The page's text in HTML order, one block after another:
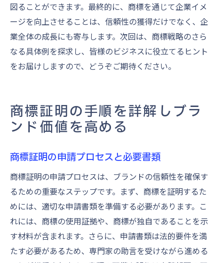
図ることができます。最終的に、商標を通じて企業イメ
ージを向上させることは、信頼性の獲得だけでなく、企
業全体の成長にも寄与します。次回は、商標戦略のさら
なる具体例を探求し、皆様のビジネスに役立てるヒント
をお届けしますので、どうぞご期待ください。
商標証明の手順を詳解しブラ
ンド価値を高める
商標証明の申請プロセスと必要書類
商標証明の申請プロセスは、ブランドの信頼性を確保す
るための重要なステップです。まず、商標を証明するた
めには、適切な申請書類を準備する必要があります。こ
れには、商標の使用証拠や、商標が独自であることを示
す材料が含まれます。さらに、申請書類は法的要件を満
たす必要があるため、専門家の助言を受けながら進める